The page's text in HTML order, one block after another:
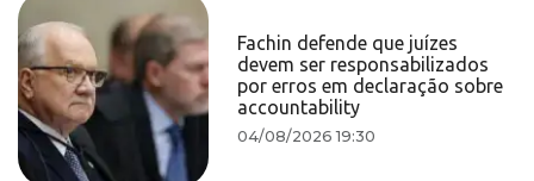
Fachin defende que juízes
devem ser responsabilizados
por erros em declaração sobre
accountability
04/08/2026 19:30